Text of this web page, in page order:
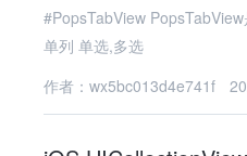
#PopsTabView PopsTabView是
单列 单选,多选
作者：wx5bc013d4e741f